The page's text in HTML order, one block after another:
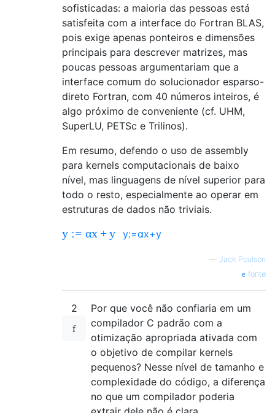
sofisticadas: a maioria das pessoas está
satisfeita com a interface do Fortran BLAS,
pois exige apenas ponteiros e dimensões
principais para descrever matrizes, mas
poucas pessoas argumentariam que a
interface comum do solucionador esparso-
direto Fortran, com 40 números inteiros, é
algo próximo de conveniente (cf. UHM,
SuperLU, PETSc e Trilinos).
Em resumo, defendo o uso de assembly
para kernels computacionais de baixo
nível, mas linguagens de nível superior para
todo o resto, especialmente ao operar em
estruturas de dados não triviais.
y := αx + y y:=αx+y
— Jack Poulson
fonte
2
Por que você não confiaria em um
compilador C padrão com a
otimização apropriada ativada com
o objetivo de compilar kernels
pequenos? Nesse nível de tamanho e
complexidade do código, a diferença
no que um compilador poderia